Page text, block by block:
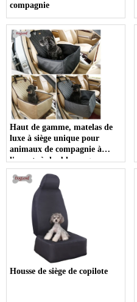
compagnie
Haut de gamme, matelas de
luxe à siège unique pour
animaux de compagnie à
l'avant, à double usage
Housse de siège de copilote